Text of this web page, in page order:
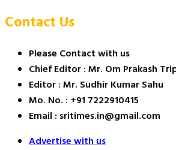
Contact Us
Please Contact with us
Chief Editor : Mr. Om Prakash
Editor : Mr. Sudhir Kumar Sahu
Mo. No. : +91 7222910415
Email : sritimes.in@gmail.com
Advertise with us